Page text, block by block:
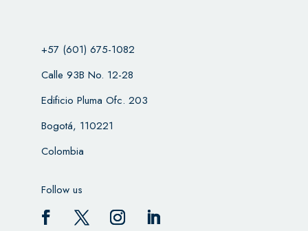
+57 (601) 675-1082
Calle 93B No. 12-28
Edificio Pluma Ofc. 203
Bogotá, 110221
Colombia
Follow us